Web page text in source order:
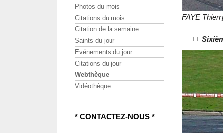
FAYE
Photos du mois
Citations du mois
Citation de la semaine
Saints du jour
Evénements du jour
Citations du jour
Webthèque
Vidéothèque
* CONTACTEZ-NOUS *